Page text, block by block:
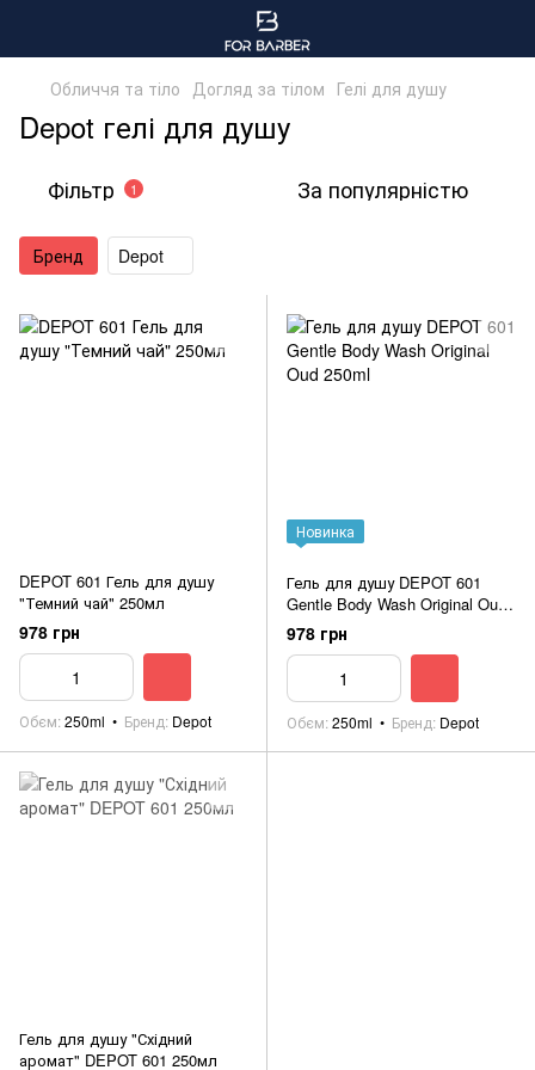
Обличчя та тіло Догляд за тілом Гелі для душу
Depot гелі для душу
Фільтр 1 За популярністю
Бренд Depot
DEPOT 601 Гель для душу
"Темний чай" 250мл
978 грн
Обєм 250ml Бренд Depot
Новинка
Гель для душу DEPOT 601
Gentle Body Wash Original Oud
250ml
978 грн
Обєм 250ml Бренд Depot
Гель для душу "Східний
аромат" DEPOT 601 250мл